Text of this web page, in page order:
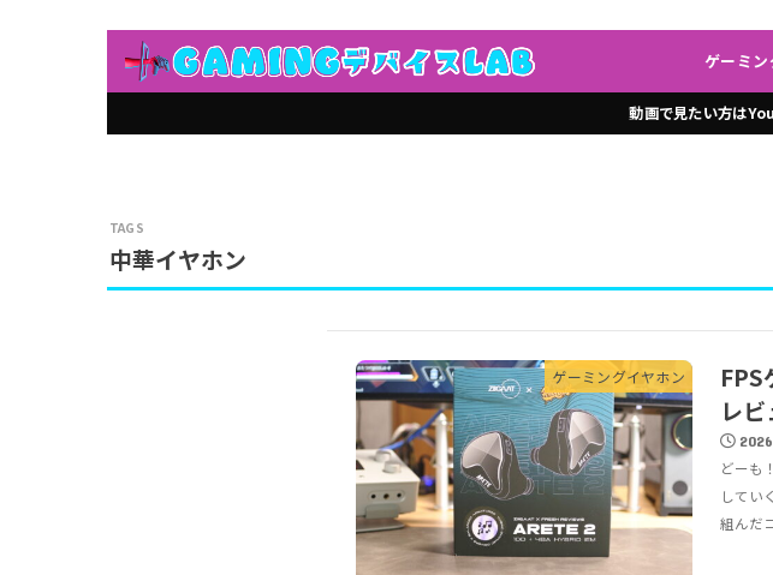
ゲーミ
動画で見たい方は
中華イヤホン
ゲーミングイヤホン
レビ
どーも
してい
組んだ